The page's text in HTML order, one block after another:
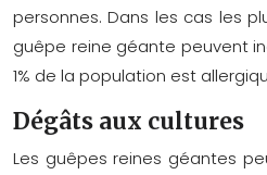
personnes. Dans les cas les
guêpe reine géante peuvent
1% de la population est
Dégâts aux cultures
Les guêpes reines géantes